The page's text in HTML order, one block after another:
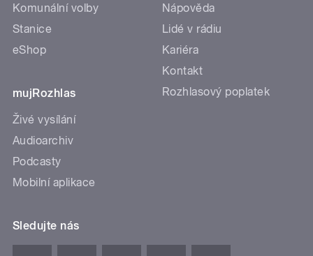
Komunální volby
Stanice
eShop
mujRozhlas
Živé vysílání
Audioarchiv
Podcasty
Mobilní aplikace
Nápověda
Lidé v rádiu
Kariéra
Kontakt
Rozhlasový poplatek
Sledujte nás